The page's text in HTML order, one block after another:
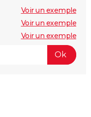
Voir un exemple
Voir un exemple
Voir un exemple